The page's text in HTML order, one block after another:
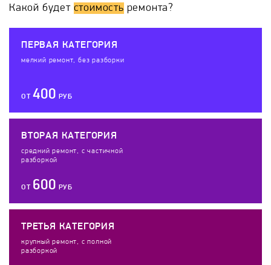
Какой будет стоимость ремонта?
ПЕРВАЯ КАТЕГОРИЯ
мелкий ремонт, без разборки
ОТ400 РУБ
ВТОРАЯ КАТЕГОРИЯ
средний ремонт, с частичной
разборкой
ОТ 600 РУБ
ТРЕТЬЯ КАТЕГОРИЯ
крупный ремонт, с полной
разборкой